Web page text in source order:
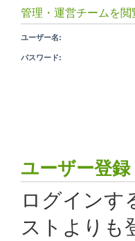
管理・運営チームを
ユーザー名:
パスワード:
ユーザー登録
ログインす
ストよりも